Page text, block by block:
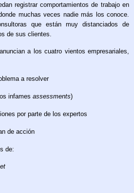
registrar comportamientos de trabajo en
muchas veces nadie más los conoce.
que están muy distanciados de
de sus clientes.
a los cuatro vientos empresariales,
a resolver
infames assessments)
por parte de los expertos
de acción
de: